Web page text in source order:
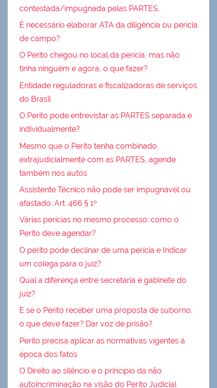
contestada/impugnada pelas PARTES.
É necessário elaborar ATA da diligência ou perícia
de campo?
O Perito chegou no local da perícia, mas não
tinha ninguém e agora, o que fazer?
Entidade reguladoras e fiscalizadoras de serviços
do Brasil
O Perito pode entrevistar as PARTES separada e
individualmente?
Mesmo que o Perito tenha combinado
extrajudicialmente com as PARTES, agende
também nos autos
Assistente Técnico não pode ser impugnável ou
afastado. Art. 466 § 1º
Várias perícias no mesmo processo: como o
Perito deve agendar?
O perito pode declinar de uma perícia e Indicar
um colega para o juiz?
Qual a diferença entre secretaria e gabinete do
juiz?
E se o Perito receber uma proposta de suborno,
o que deve fazer? Dar voz de prisão?
Perito precisa aplicar as normativas vigentes à
época dos fatos
O Direito ao silêncio e o princípio da não
autoincriminação na visão do Perito Judicial